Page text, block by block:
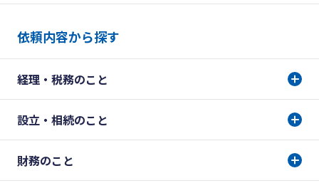
依頼内容から探す
経理・税務のこと
設立・相続のこと
財務のこと